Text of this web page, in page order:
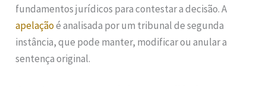
fundamentos jurídicos para contestar a decisão. A
apelaçãoé analisada por um tribunal de segunda
instância, que pode manter, modificar ou anular a
sentença original.